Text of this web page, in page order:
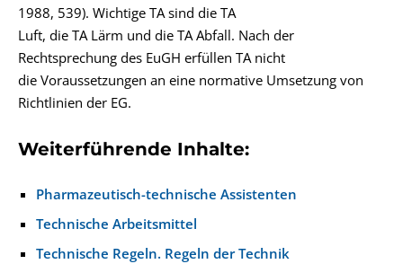
1988, 539). Wichtige TA sind die TA
Luft, die TA Lärm und die TA Abfall. Nach der
Rechtsprechung des EuGH erfüllen TA nicht
die Voraussetzungen an eine normative Umsetzung von
Richtlinien der EG.
Weiterführende Inhalte:
Pharmazeutisch-technische Assistenten
Technische Arbeitsmittel
Technische Regeln. Regeln der Technik